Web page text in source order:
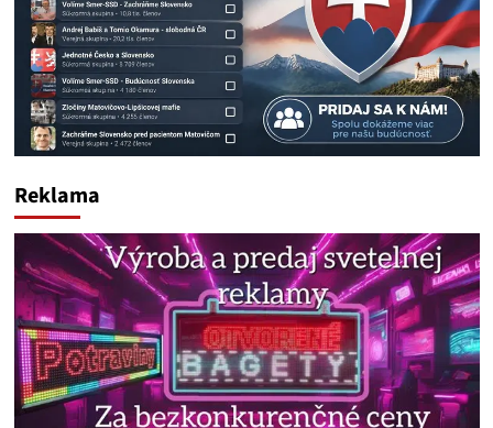
Reklama